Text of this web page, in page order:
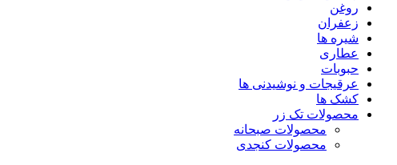
روغن
زعفران
شیره ها
عطاری
حبوبات
عرقیجات و نوشیدنی ها
کشک ها
محصولات تک زر
محصولات صبحانه
محصولات کنجدی